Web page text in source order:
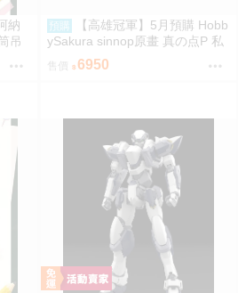
納
吊
納
Till
預購
【高雄冠軍】5月預購 Hobb
ySakura sinnop原畫 真の点P 私
服Ver 1/6 豪華 PU完成品0929
售價 6950